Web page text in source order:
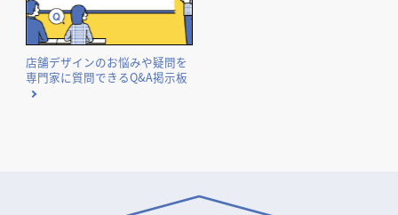
店舗デザインのお悩みや疑問を
専門家に質問できるQ&A掲示板